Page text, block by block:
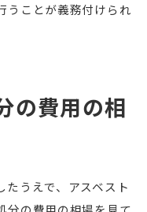
うことが義務付けられ
の費用の相
たうえで、アスベスト